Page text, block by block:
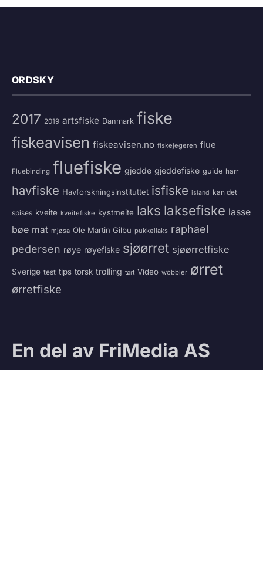
ORDSKY
2017 2019 artsfiske Danmark fiske
fiskeavisen fiskeavisen.no fiskejegeren flue
Fluebinding fluefiske gjedde gjeddefiske guide harr
havfiske Havforskningsinstituttet isfiske island kan det
spises kveite kveitefiske kystmeite laks laksefiske lasse
bøe mat mjøsa Ole Martin Gilbu pukkellaks raphael
pedersen røye røyefiske sjøørret sjøørretfiske
Sverige test tips torsk trolling tørt Video wobbler ørret
ørretfiske
En del av FriMedia AS